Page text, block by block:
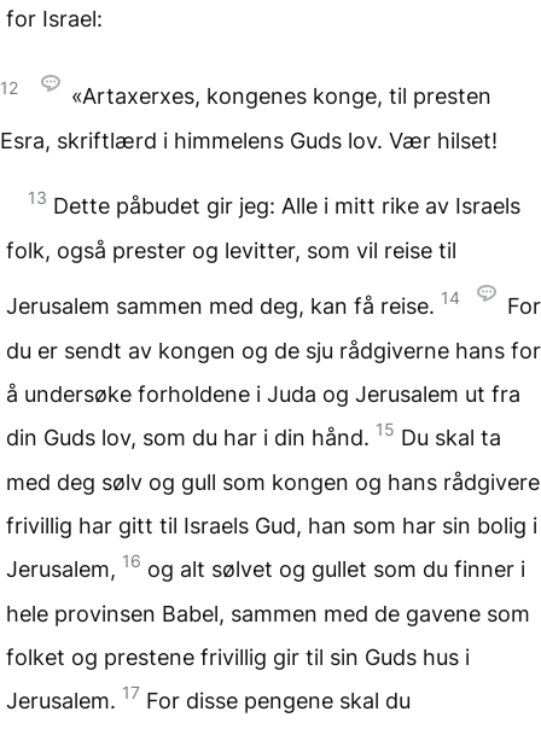
for Israel:
12
«Artaxerxes, kongenes konge, til presten
Esra, skriftlærd i himmelens Guds lov. Vær hilset!
13 Dette påbudet gir jeg: Alle i mitt rike av Israels
folk, også prester og levitter, som vil reise til
Jerusalem sammen med deg, kan få reise. 14
For
du er sendt av kongen og de sju rådgiverne hans for
å undersøke forholdene i Juda og Jerusalem ut fra
din Guds lov, som du har i din hånd. 15 Du skal ta
med deg sølv og gull som kongen og hans rådgivere
frivillig har gitt til Israels Gud, han som har sin bolig i
Jerusalem, 16 og alt sølvet og gullet som du finner i
hele provinsen Babel, sammen med de gavene som
folket og prestene frivillig gir til sin Guds hus i
Jerusalem. 17 For disse pengene skal du